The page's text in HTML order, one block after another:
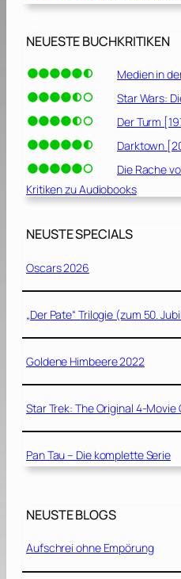
NEUESTE BUCHKRITIKEN
Medien in
Star Wars:
Der Turm
Darktown
Die Rache
Kritiken zu Audiobooks
NEUSTE SPECIALS
Oscars 2026
„Der Pate“ Trilogie (zum 50.
Goldene Himbeere 2022
Star Trek: The Original 4-
Pan Tau – Die komplette Serie
NEUSTE BLOGS
Aufschrei ohne Empörung